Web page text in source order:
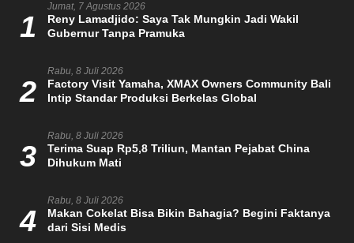
1
Jumat, 7 Agustus 2026
Reny Lamadjido: Saya Tak Mungkin Jadi Wakil
Gubernur Tanpa Pramuka
2
Rabu, 8 Juli 2026
Factory Visit Yamaha, XMAX Owners Community Bali
Intip Standar Produksi Berkelas Global
3
Rabu, 8 Juli 2026
Terima Suap Rp5,8 Triliun, Mantan Pejabat China
Dihukum Mati
4
Rabu, 8 Juli 2026
Makan Cokelat Bisa Bikin Bahagia? Begini Faktanya
dari Sisi Medis